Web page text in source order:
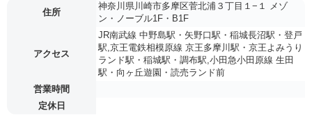
住所
神奈川県川崎市多摩区菅北浦３丁目１−１ メゾ
ン・ノーブル1F・B1F
アクセス
JR南武線 中野島駅・矢野口駅・稲城長沼駅・登戸
駅,京王電鉄相模原線 京王多摩川駅・京王よみうり
ランド駅・稲城駅・調布駅,小田急小田原線 生田
駅・向ヶ丘遊園・読売ランド前
営業時間
定休日